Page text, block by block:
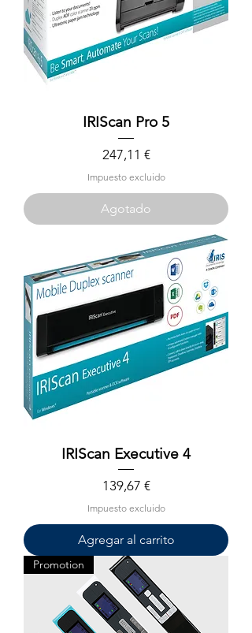
IRIScan Pro 5
Precio
247,11 €
Impuesto excluido
Agotado
IRIScan Executive 4
Precio
139,67 €
Impuesto excluido
Agregar al carrito
Promotion